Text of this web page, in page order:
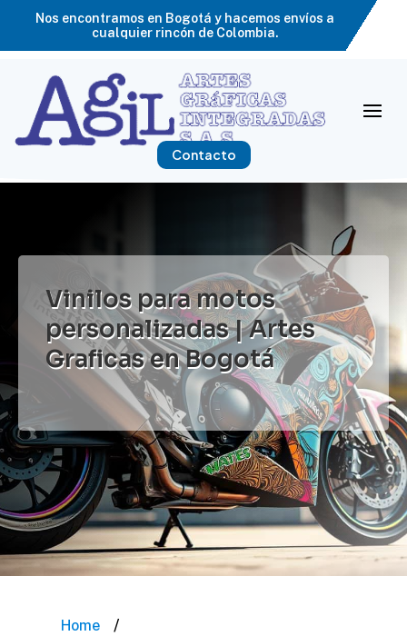
Nos encontramos en Bogotá y hacemos envíos a
cualquier rincón de Colombia.
Contacto
Vinilos para motos
personalizadas | Artes
Graficas en Bogotá
Home /